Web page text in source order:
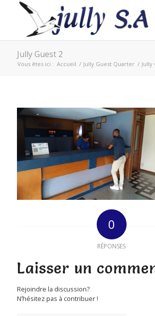
Jully Guest 2
Vous êtes ici : Accueil / Jully Guest Quarter / Jully
0
RÉPONSES
Laisser un
Rejoindre la discussion?
N’hésitez pas à contribuer !